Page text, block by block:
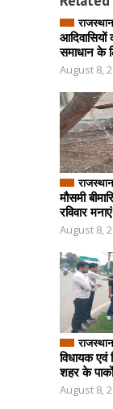
राजस्थान
समाधान के
August 8,
राजस्थान
मौसमी
रविवार
August 8,
राजस्थान
विधायक
शहर के
August 8,